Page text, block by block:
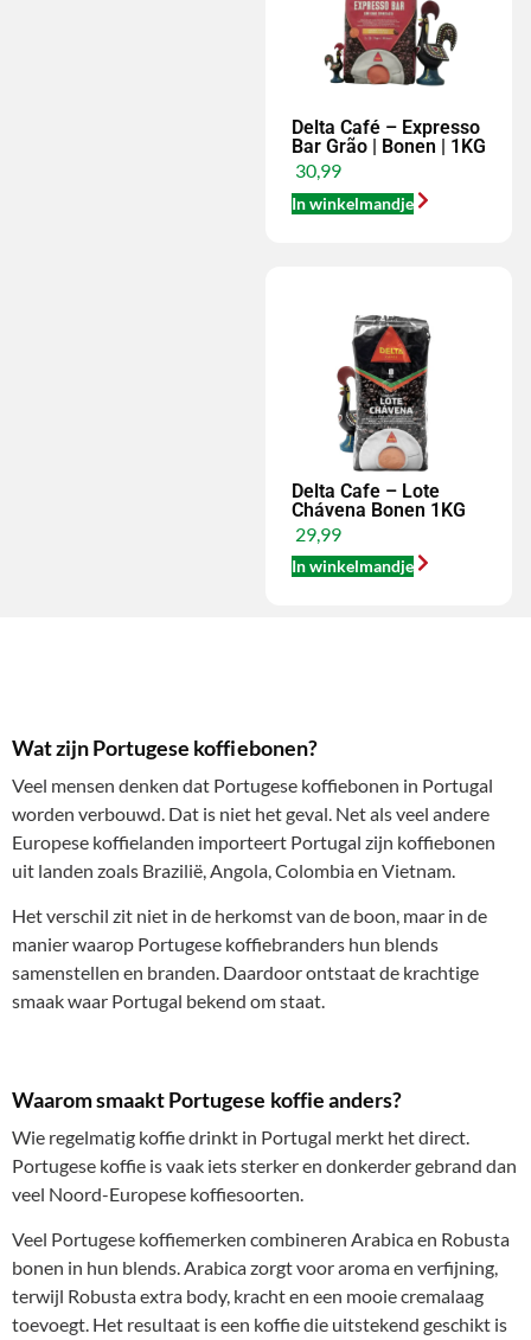
Delta Café – Expresso
Bar Grão | Bonen | 1KG
30,99
In winkelmandje
Delta Cafe – Lote
Chávena Bonen 1KG
29,99
In winkelmandje
Wat zijn Portugese koffiebonen?
Veel mensen denken dat Portugese koffiebonen in Portugal
worden verbouwd. Dat is niet het geval. Net als veel andere
Europese koffielanden importeert Portugal zijn koffiebonen
uit landen zoals Brazilië, Angola, Colombia en Vietnam.
Het verschil zit niet in de herkomst van de boon, maar in de
manier waarop Portugese koffiebranders hun blends
samenstellen en branden. Daardoor ontstaat de krachtige
smaak waar Portugal bekend om staat.
Waarom smaakt Portugese koffie anders?
Wie regelmatig koffie drinkt in Portugal merkt het direct.
Portugese koffie is vaak iets sterker en donkerder gebrand dan
veel Noord-Europese koffiesoorten.
Veel Portugese koffiemerken combineren Arabica en Robusta
bonen in hun blends. Arabica zorgt voor aroma en verfijning,
terwijl Robusta extra body, kracht en een mooie cremalaag
toevoegt. Het resultaat is een koffie die uitstekend geschikt is